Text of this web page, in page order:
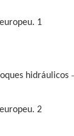
hidráulicos